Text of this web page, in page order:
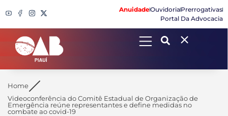
AnuidadeOuvidoriaPrerrogativas
Portal Da Advocacia
Search
Home
Videoconferência do Comitê Estadual de Organização de
Emergência reúne representantes e define medidas no
combate ao covid-19